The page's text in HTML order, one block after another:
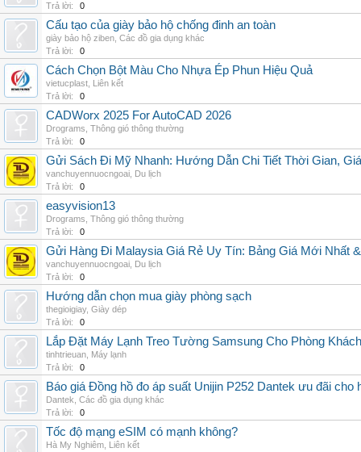
Trả lời:
0
Cấu tạo của giày bảo hộ chống đinh an toàn
giày bảo hộ ziben Các đồ gia dụng khác
Trả lời:
0
Cách Chọn Bột Màu Cho Nhựa Ép Phun Hiệu Quả
vietucplast Liên kết
Trả lời:
0
CADWorx 2025 For AutoCAD 2026
Drograms Thông gió thông thường
Trả lời:
0
Gửi Sách Đi Mỹ Nhanh: Hướng Dẫn Chi Tiết Thời Gian,
vanchuyennuocngoai Du lịch
Trả lời:
0
easyvision13
Drograms Thông gió thông thường
Trả lời:
0
Gửi Hàng Đi Malaysia Giá Rẻ Uy Tín: Bảng Giá Mới Nhất
vanchuyennuocngoai Du lịch
Trả lời:
0
Hướng dẫn chọn mua giày phòng sạch
thegioigiay, Giày dép
Trả lời:
0
Lắp Đặt Máy Lạnh Treo Tường Samsung Cho Phòng Khách
tinhtrieuan Máy lạnh
Trả lời:
0
Báo giá Đồng hồ đo áp suất Unijin P252 Dantek ưu đãi cho
Dantek Các đồ gia dụng khác
Trả lời:
0
Tốc độ mạng eSIM có mạnh không?
Hà My Nghiêm Liên kết